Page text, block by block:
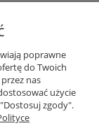
poprawne
do Twoich
nas
użycie
zgody".